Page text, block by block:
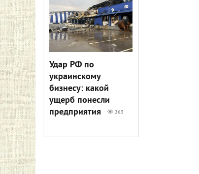
Удар РФ по
украинскому
бизнесу: какой
ущерб понесли
предприятия
263